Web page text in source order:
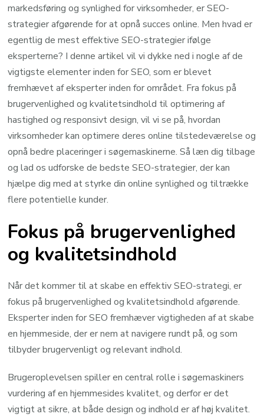
markedsføring og synlighed for virksomheder, er SEO-
strategier afgørende for at opnå succes online. Men hvad er
egentlig de mest effektive SEO-strategier ifølge
eksperterne? I denne artikel vil vi dykke ned i nogle af de
vigtigste elementer inden for SEO, som er blevet
fremhævet af eksperter inden for området. Fra fokus på
brugervenlighed og kvalitetsindhold til optimering af
hastighed og responsivt design, vil vi se på, hvordan
virksomheder kan optimere deres online tilstedeværelse og
opnå bedre placeringer i søgemaskinerne. Så læn dig tilbage
og lad os udforske de bedste SEO-strategier, der kan
hjælpe dig med at styrke din online synlighed og tiltrække
flere potentielle kunder.
Fokus på brugervenlighed
og kvalitetsindhold
Når det kommer til at skabe en effektiv SEO-strategi, er
fokus på brugervenlighed og kvalitetsindhold afgørende.
Eksperter inden for SEO fremhæver vigtigheden af at skabe
en hjemmeside, der er nem at navigere rundt på, og som
tilbyder brugervenligt og relevant indhold.
Brugeroplevelsen spiller en central rolle i søgemaskiners
vurdering af en hjemmesides kvalitet, og derfor er det
vigtigt at sikre, at både design og indhold er af høj kvalitet.